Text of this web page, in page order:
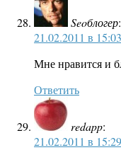
Seoблогер:
21.02.2011 в 15:03
Мне нравится и
Ответить
redapp:
21.02.2011 в 15:29